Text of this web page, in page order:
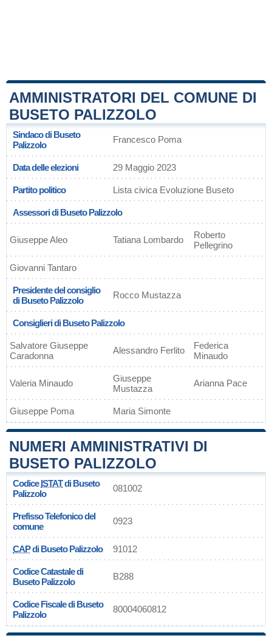
AMMINISTRATORI DEL COMUNE DI
BUSETO PALIZZOLO
Sindaco di Buseto
Palizzolo
Francesco Poma
Data delle elezioni 29 Maggio 2023
Partito politico Lista civica Evoluzione Buseto
Assessori di Buseto Palizzolo
Giuseppe Aleo Tatiana Lombardo
Roberto
Pellegrino
Giovanni Tantaro
Presidente del consiglio
di Buseto Palizzolo
Rocco Mustazza
Consiglieri di Buseto Palizzolo
Salvatore Giuseppe
Caradonna
Alessandro Ferlito
Federica
Minaudo
Valeria Minaudo
Giuseppe
Mustazza
Arianna Pace
Giuseppe Poma Maria Simonte
NUMERI AMMINISTRATIVI DI
BUSETO PALIZZOLO
CodiceISTATdi Buseto
Palizzolo
081002
Prefisso Telefonico del
comune
0923
CAPdi Buseto Palizzolo 91012
Codice Catastale di
Buseto Palizzolo
B288
Codice Fiscale di Buseto
Palizzolo
80004060812